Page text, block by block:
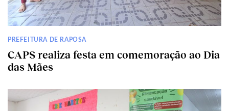
PREFEITURA DE RAPOSA
CAPS realiza festa em comemoração ao Dia
das Mães